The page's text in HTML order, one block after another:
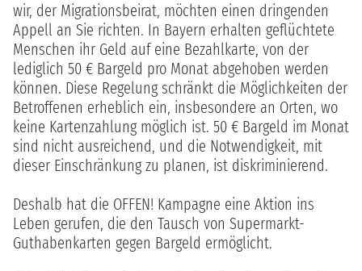
wir, der Migrationsbeirat, möchten einen dringenden
Appell an Sie richten. In Bayern erhalten geflüchtete
Menschen ihr Geld auf eine Bezahlkarte, von der
lediglich 50 € Bargeld pro Monat abgehoben werden
können. Diese Regelung schränkt die Möglichkeiten der
Betroffenen erheblich ein, insbesondere an Orten, wo
keine Kartenzahlung möglich ist. 50 € Bargeld im Monat
sind nicht ausreichend, und die Notwendigkeit, mit
dieser Einschränkung zu planen, ist diskriminierend.
Deshalb hat die OFFEN! Kampagne eine Aktion ins
Leben gerufen, die den Tausch von Supermarkt-
Guthabenkarten gegen Bargeld ermöglicht.